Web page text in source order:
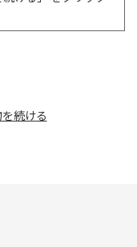
続ける